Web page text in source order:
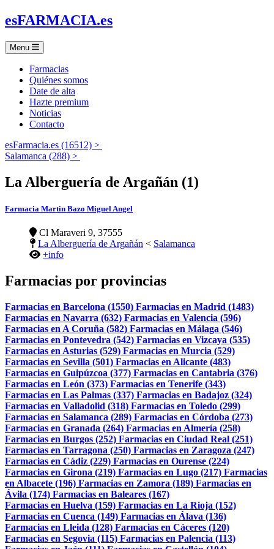
esFARMACIA.es
Menu
Farmacias
Quiénes somos
Date de alta
Hazte premium
Noticias
Contacto
esFarmacia.es (16512) >
Salamanca (288) >
La Alberguería de Argañán (1)
Farmacia Martin Bazo Miguel Angel
Cl Maraveri 9, 37555
La Alberguería de Argañán < Salamanca
+info
Farmacias por provincias
Farmacias en Barcelona (1550) Farmacias en Madrid (1483)
Farmacias en Navarra (632) Farmacias en Valencia (596)
Farmacias en A Coruña (582) Farmacias en Málaga (546)
Farmacias en Pontevedra (542) Farmacias en Vizcaya (535)
Farmacias en Asturias (529) Farmacias en Murcia (529)
Farmacias en Sevilla (501) Farmacias en Alicante (483)
Farmacias en Guipúzcoa (377) Farmacias en Cantabria (376)
Farmacias en León (373) Farmacias en Tenerife (343)
Farmacias en Las Palmas (337) Farmacias en Badajoz (324)
Farmacias en Valladolid (318) Farmacias en Toledo (299)
Farmacias en Salamanca (289) Farmacias en Córdoba (273)
Farmacias en Granada (264) Farmacias en Almería (258)
Farmacias en Burgos (252) Farmacias en Ciudad Real (251)
Farmacias en Tarragona (250) Farmacias en Zaragoza (247)
Farmacias en Cádiz (229) Farmacias en Ourense (224)
Farmacias en Girona (219) Farmacias en Lugo (217) Farmacias
en Albacete (196) Farmacias en Zamora (189) Farmacias en
Ávila (174) Farmacias en Baleares (167)
Farmacias en Huelva (159) Farmacias en La Rioja (152)
Farmacias en Cuenca (149) Farmacias en Álava (136)
Farmacias en Lleida (128) Farmacias en Cáceres (120)
Farmacias en Segovia (115) Farmacias en Palencia (113)